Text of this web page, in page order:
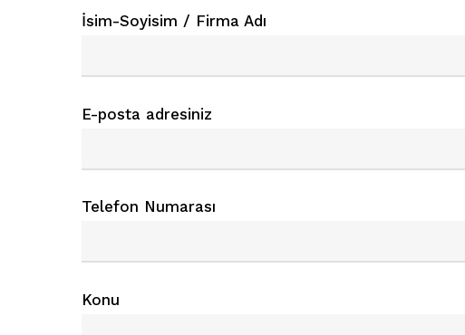
İsim-Soyisim / Firma Adı
E-posta adresiniz
Telefon Numarası
Konu